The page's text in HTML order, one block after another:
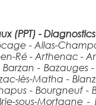
(PPT) -
- Allas-
Ré - Arthenac -
-
lès-Matha -
- Bourgneuf -
sous-Mortagne